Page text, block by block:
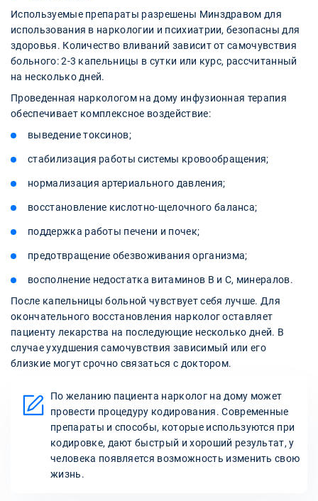
Используемые препараты разрешены Минздравом для
использования в наркологии и психиатрии, безопасны для
здоровья. Количество вливаний зависит от самочувствия
больного: 2-3 капельницы в сутки или курс, рассчитанный
на несколько дней.
Проведенная наркологом на дому инфузионная терапия
обеспечивает комплексное воздействие:
выведение токсинов;
стабилизация работы системы кровообращения;
нормализация артериального давления;
восстановление кислотно-щелочного баланса;
поддержка работы печени и почек;
предотвращение обезвоживания организма;
восполнение недостатка витаминов В и С, минералов.
После капельницы больной чувствует себя лучше. Для
окончательного восстановления нарколог оставляет
пациенту лекарства на последующие несколько дней. В
случае ухудшения самочувствия зависимый или его
близкие могут срочно связаться с доктором.
По желанию пациента нарколог на дому может
провести процедуру кодирования. Современные
препараты и способы, которые используются при
кодировке, дают быстрый и хороший результат, у
человека появляется возможность изменить свою
жизнь.